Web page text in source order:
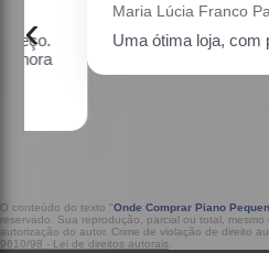
Maria Lúcia Franco Paião
Uma ótima loja, com
‹
O conteúdo do texto "Onde Comprar Piano
reservado. Sua reprodução, parcial ou total,
autorização do autor. Crime de violação de direito
9610/98 - Lei de direitos autorais